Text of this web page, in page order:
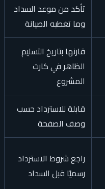
تأكد من موعد السداد
وما تغطيه الصيانة
قارنها بتاريخ التسليم
الظاهر في كارت
المشروع
قابلة للاسترداد حسب
وصف الصفحة
راجع شروط الاسترداد
رسميًا قبل السداد